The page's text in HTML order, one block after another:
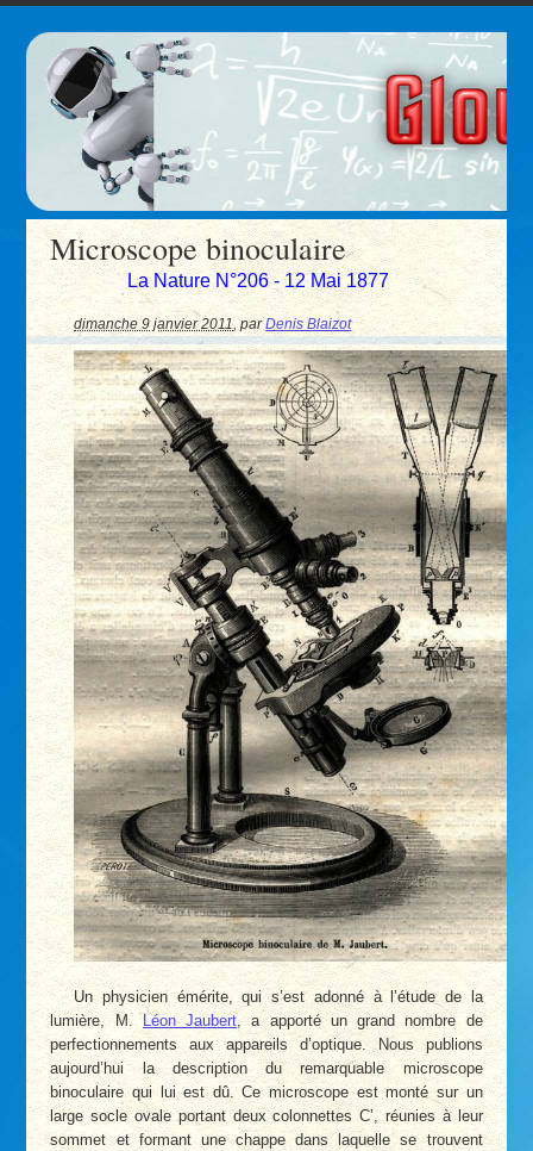
Microscope binoculaire
La Nature N°206 - 12 Mai 1877
dimanche 9 janvier 2011 ,parDenis Blaizot
Un physicien émérite, qui s’est adonné à l’étude de la
lumière, M.
Léon Jaubert , a apporté un grand nombre de
perfectionnements aux appareils d’optique. Nous publions
aujourd’hui la description du remarquable microscope
binoculaire qui lui est dû. Ce microscope est monté sur un
large socle ovale portant deux colonnettes C’, réunies à leur
sommet et formant une chappe dans laquelle se trouvent